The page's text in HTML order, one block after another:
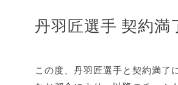
丹羽匠選手 契約満
この度、丹羽匠選手と契約満了